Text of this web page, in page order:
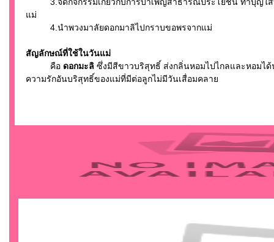
แม่
4.นำพวงมาลัยดอกมาลิไปกราบขอพรจากแม่
สัญลักษณ์ที่ใช้ในวันแม่
คือ ดอกมะลิ ซึ่งมีสีขาวบริสุทธิ์ ส่งกลิ่นหอมไปไกลและหอมไ
ความรักอันบริสุทธิ์ของแม่ที่มีต่อลูกไม่มีวันเสื่อมคลาย